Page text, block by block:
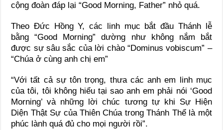
cộng đoàn đáp lại “Good Morning, Father” nhỏ quá.
Theo Đức Hồng Y, các linh mục bắt đầu Thánh lễ
bằng “Good Morning” dường như không nắm bắt
được sự sâu sắc của lời chào “Dominus vobiscum” –
“Chúa ở cùng anh chị em”
“Với tất cả sự tôn trọng, thưa các anh em linh mục
của tôi, tôi không hiểu tại sao anh em phải nói ‘Good
Morning’ và những lời chúc tương tự khi Sự Hiện
Diện Thật Sự của Thiên Chúa trong Thánh Thể là một
phúc lành quá đủ cho mọi người rồi”.